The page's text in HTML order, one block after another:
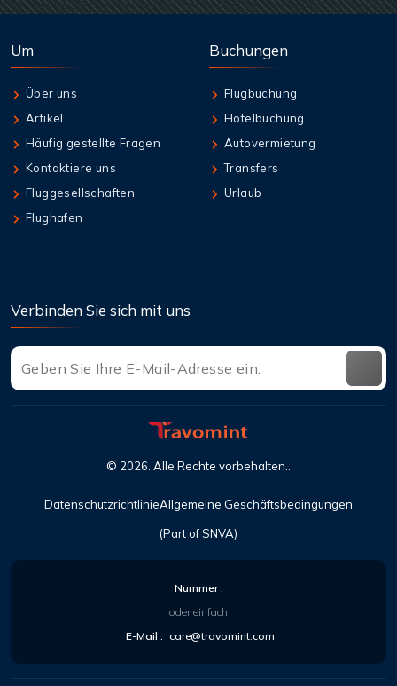
Um
Über uns
Artikel
Häufig gestellte Fragen
Kontaktiere uns
Fluggesellschaften
Flughafen
Buchungen
Flugbuchung
Hotelbuchung
Autovermietung
Transfers
Urlaub
Verbinden Sie sich mit uns
(Part of SNVA)
© 2026 . Alle Rechte vorbehalten..
DatenschutzrichtlinieAllgemeine Geschäftsbedingungen
Nummer :
oder einfach
E-Mail : care@travomint.com